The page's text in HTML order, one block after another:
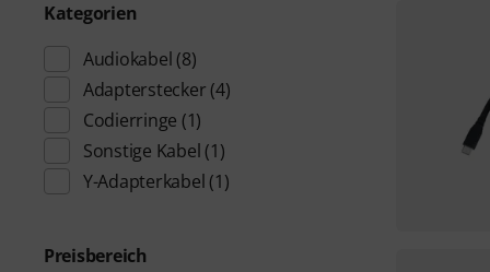
Kategorien
Audiokabel (8)
Adapterstecker (4)
Codierringe (1)
Sonstige Kabel (1)
Y-Adapterkabel (1)
Preisbereich